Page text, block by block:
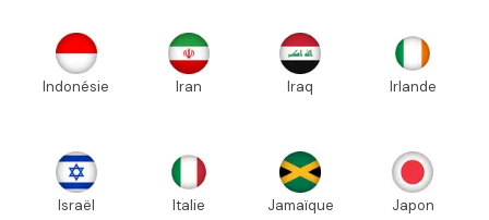
Indonésie Iran Iraq Irlande
Israël Italie Jamaïque Japon